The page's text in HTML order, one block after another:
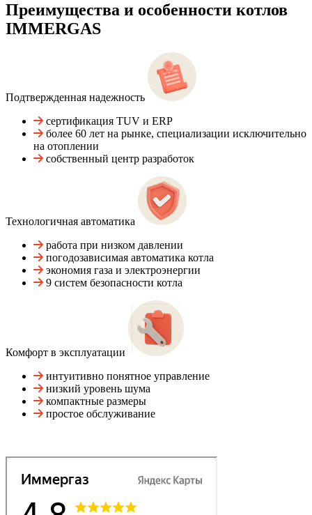
Преимущества и особенности котлов
IMMERGAS
Подтвержденная надежность
сертификация TUV и ERP
более 60 лет на рынке, специализации исключительно
на отоплении
собственный центр разработок
Технологичная автоматика
работа при низком давлении
погодозависимая автоматика котла
экономия газа и электроэнергии
9 систем безопасности котла
Комфорт в эксплуатации
интуитивно понятное управление
низкий уровень шума
компактные размеры
простое обслуживание